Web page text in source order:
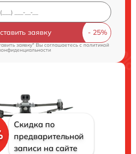
заявку
заявку" Вы соглашаетесь c политикой
Скидка по
предварительной
записи на сайте